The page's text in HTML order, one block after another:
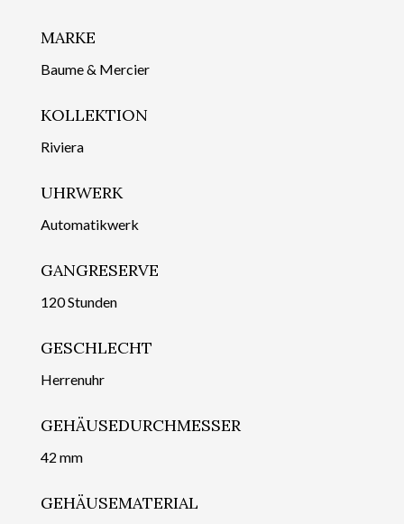
MARKE
Baume & Mercier
KOLLEKTION
Riviera
UHRWERK
Automatikwerk
GANGRESERVE
120 Stunden
GESCHLECHT
Herrenuhr
GEHÄUSEDURCHMESSER
42 mm
GEHÄUSEMATERIAL